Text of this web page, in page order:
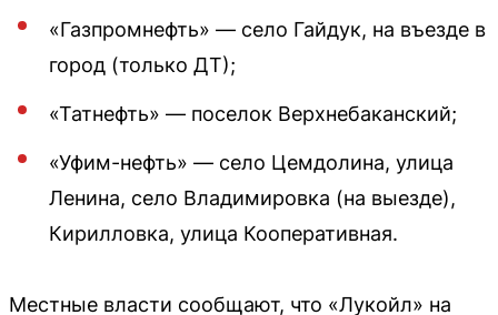
«Газпромнефть» — село Гайдук, на въезде в
город (только ДТ);
«Татнефть» — поселок Верхнебаканский;
«Уфим-нефть» — село Цемдолина, улица
Ленина, село Владимировка (на выезде),
Кирилловка, улица Кооперативная.
Местные власти сообщают, что «Лукойл» на